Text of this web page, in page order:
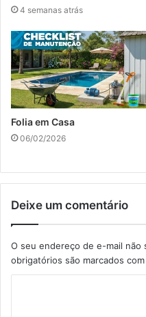
4 semanas atrás
Folia em Casa
06/02/2026
Deixe um comentário
O seu endereço de e-mail não
obrigatórios são marcados com